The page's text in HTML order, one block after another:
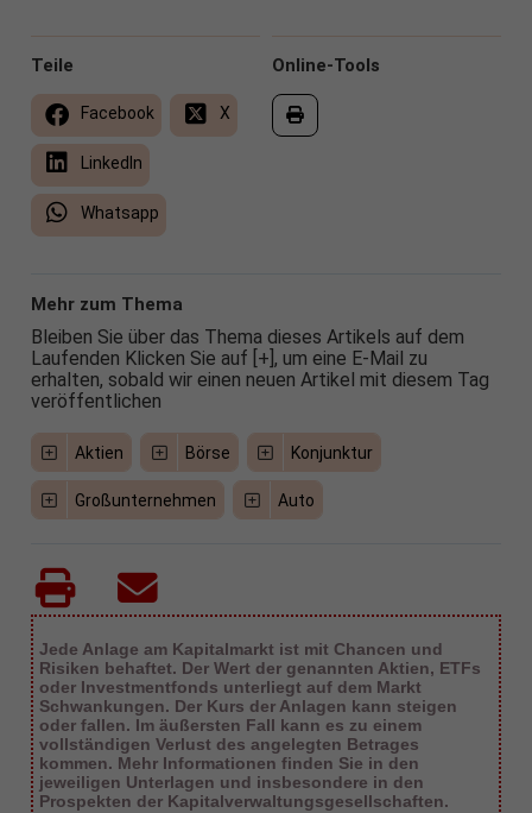
Online-Tools
Teile
Facebook X
LinkedIn
Whatsapp
Mehr zum Thema
Bleiben Sie über das Thema dieses Artikels auf dem
Laufenden Klicken Sie auf [+], um eine E-Mail zu
erhalten, sobald wir einen neuen Artikel mit diesem Tag
veröffentlichen
Aktien Börse Konjunktur
Großunternehmen Auto
Jede Anlage am Kapitalmarkt ist mit Chancen und
Risiken behaftet. Der Wert der genannten Aktien, ETFs
oder Investmentfonds unterliegt auf dem Markt
Schwankungen. Der Kurs der Anlagen kann steigen
oder fallen. Im äußersten Fall kann es zu einem
vollständigen Verlust des angelegten Betrages
kommen. Mehr Informationen finden Sie in den
jeweiligen Unterlagen und insbesondere in den
Prospekten der Kapitalverwaltungsgesellschaften.